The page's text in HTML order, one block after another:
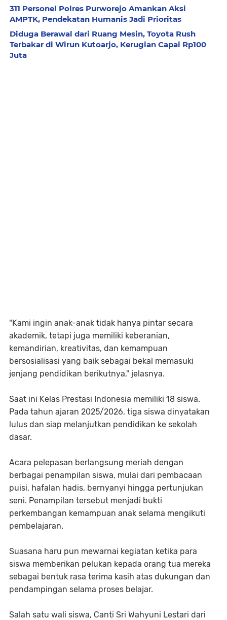
311 Personel Polres Purworejo Amankan Aksi
AMPTK, Pendekatan Humanis Jadi Prioritas
Diduga Berawal dari Ruang Mesin, Toyota Rush
Terbakar di Wirun Kutoarjo, Kerugian Capai Rp100
Juta
"Kami ingin anak-anak tidak hanya pintar secara
akademik, tetapi juga memiliki keberanian,
kemandirian, kreativitas, dan kemampuan
bersosialisasi yang baik sebagai bekal memasuki
jenjang pendidikan berikutnya," jelasnya.
Saat ini Kelas Prestasi Indonesia memiliki 18 siswa.
Pada tahun ajaran 2025/2026, tiga siswa dinyatakan
lulus dan siap melanjutkan pendidikan ke sekolah
dasar.
Acara pelepasan berlangsung meriah dengan
berbagai penampilan siswa, mulai dari pembacaan
puisi, hafalan hadis, bernyanyi hingga pertunjukan
seni. Penampilan tersebut menjadi bukti
perkembangan kemampuan anak selama mengikuti
pembelajaran.
Suasana haru pun mewarnai kegiatan ketika para
siswa memberikan pelukan kepada orang tua mereka
sebagai bentuk rasa terima kasih atas dukungan dan
pendampingan selama proses belajar.
Salah satu wali siswa, Canti Sri Wahyuni Lestari dari